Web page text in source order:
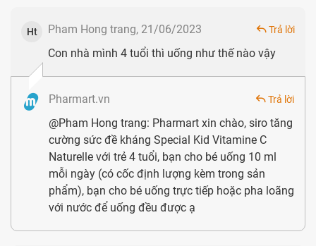
thiên nhiên, chính vì vậy an toàn cho trẻ nhỏ, dễ hấp
thu hơn so với các dạng vitamin C tổng hợp
máy móc hiện đại, quy trình khép kín từ công đoạn
kiểm tra nguyên liệu cho đến thành phẩm cuối cùng,
cam kết mang đến sản phẩm chất lượng tốt nhất.
Uy tín: Eric Favre Wellness với hơn 30 năm kinh
nghiệm, phân phối sản phẩm tại nhiều quốc gia và
Ht Pham Hong trang, 21/06/2023 Trả lời
Con nhà mình 4 tuổi thì uống như thế nào vậy
Pharmart.vn Trả lời
@Pham Hong trang: Pharmart xin chào, siro tăng
cường sức đề kháng Special Kid Vitamine C
Naturelle với trẻ 4 tuổi, bạn cho bé uống 10 ml
mỗi ngày (có cốc định lượng kèm trong sản
phẩm), bạn cho bé uống trực tiếp hoặc pha loãng
với nước để uống đều được ạ